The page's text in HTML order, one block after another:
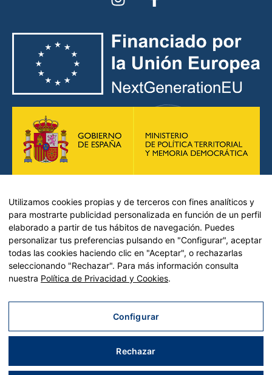
Plan de Recuperación, Transformación y Resiliencia – Financiado por
la Unión Europea << Next Generation EU>>
Mecanismo de Recuperación y resiliencia, establecido por el
Componente 11, Inversión 2 del PRTR gestionado por el Ministerio de
Política territorial.
Aviso legal|Política de privacidad|Política de cookies| Desarrollado por
Utilizamos cookies propias y de terceros con fines analíticos y
para mostrarte publicidad personalizada en función de un perfil
elaborado a partir de tus hábitos de navegación. Puedes
personalizar tus preferencias pulsando en "Configurar", aceptar
todas las cookies haciendo clic en "Aceptar", o rechazarlas
seleccionando "Rechazar". Para más información consulta
nuestra Política de Privacidad y Cookies.
Configurar
Rechazar